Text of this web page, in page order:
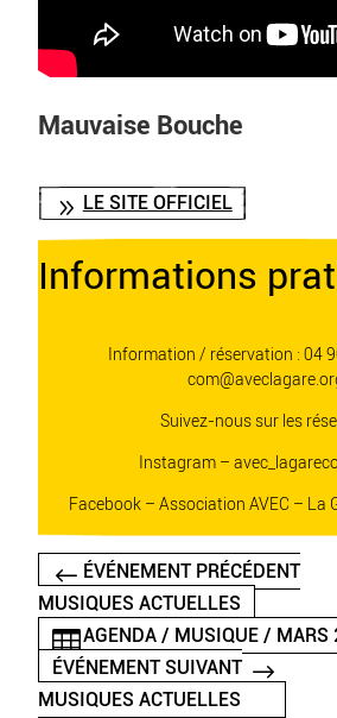
Mauvaise Bouche
LE SITE OFFICIEL
Informations
Information / réservation : 04
Suivez-nous sur les
Instagram –
Facebook – Association AVEC – La
ÉVÉNEMENT PRÉCÉDENT
MUSIQUES ACTUELLES
AGENDA / MUSIQUE / MARS
ÉVÉNEMENT SUIVANT
MUSIQUES ACTUELLES